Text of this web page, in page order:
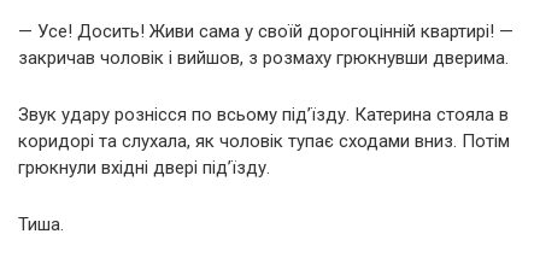
— Усе! Досить! Живи сама у своїй дорогоцінній квартирі! —
закричав чоловік і вийшов, з розмаху грюкнувши дверима.
Звук удару рознісся по всьому під’їзду. Катерина стояла в
коридорі та слухала, як чоловік тупає сходами вниз. Потім
грюкнули вхідні двері під’їзду.
Тиша.